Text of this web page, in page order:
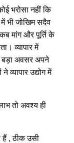
भरोसा नहीं कि
भी जोखिम सदैव
मांग और पूर्ति के
व्यापार में
बड़ा अवसर अपने
उद्योग में
तो अवश्य ही
हैं , ठीक उसी